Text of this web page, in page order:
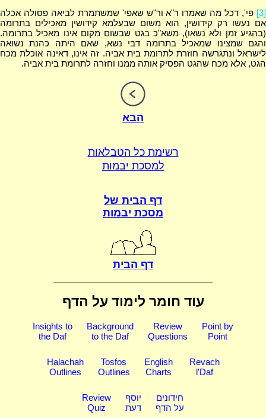
[3]
פי', דכל מה שאמרו ר"א ור"ש שאפי' שמשתמרת לביאה פסולה אכלה
אם נעשו רק קידושין, הוא משום שבעלמא קידושין מאכילים בתרומה
(בהגיע זמן ולא נשאו), משא"כ בגט שבשום מקום אינו מאכיל בתרומה.
והגם שמצינו שמאכיל בתרומה דבי נשא, שאם היתה כהנת נשואה
לישראל ונתגרשה חוזרת לתרומת בית אביה. זה אינו, דאינה אוכלת מכח
הגט, אלא מכח שהגט הפסיק אותה ממנו וחזרה לתרומת בית אביה.
הבא
רשימת כל הטבלאות
למסכת יבמות
דף הבית של
מסכת יבמות
דף הבית
עוד חומר לימוד על הדף
Insights to
the Daf
Background
to the Daf
Review
Questions
Point by
Point
Halachah
Outlines
Tosfos
Outlines
English
Charts
Revach
l'Daf
Review
Quiz
יוסף
דעת
חידונים
על הדף